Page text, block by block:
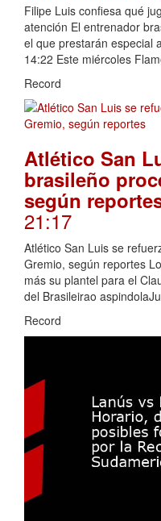
Filipe Luis confiesa qué
atención El entrenador
el que prestarán especial
14:22 Este miércoles
Record
Atlético San
brasileño
según
21:17
Atlético San Luis se
Gremio, según reportes
más su plantel para el
del Brasileirao
Record